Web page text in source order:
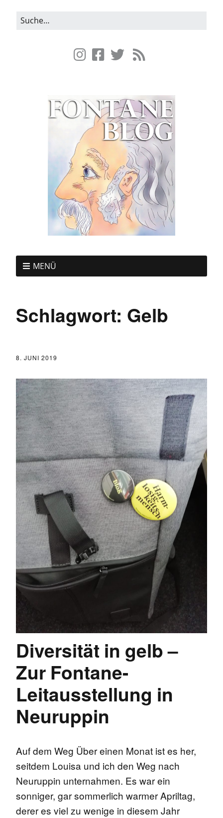
MENÜ
Schlagwort: Gelb
8. JUNI 2019
Diversität in gelb –
Zur Fontane-
Leitausstellung in
Neuruppin
Auf dem Weg Über einen Monat ist es her,
seitdem Louisa und ich den Weg nach
Neuruppin unternahmen. Es war ein
sonniger, gar sommerlich warmer Apriltag,
derer es viel zu wenige in diesem Jahr